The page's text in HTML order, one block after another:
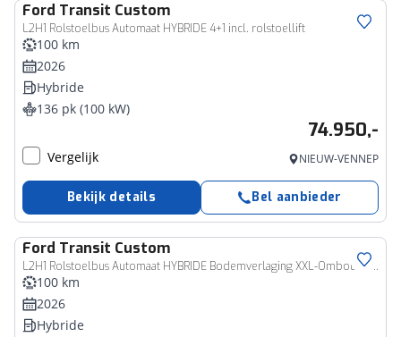
Ford Transit Custom
L2H1 Rolstoelbus Automaat HYBRIDE 4+1 incl. rolstoellift
Bedrijfswagen
100 km
2026
Hybride
136 pk (100 kW)
74.950,-
Vergelijk NIEUW-VENNEP
Bekijk details Bel aanbieder
Ford Transit Custom
L2H1 Rolstoelbus Automaat HYBRIDE Bodemverlaging XXL-Ombouw 147cm
Bedrijfswagen
100 km
2026
Hybride